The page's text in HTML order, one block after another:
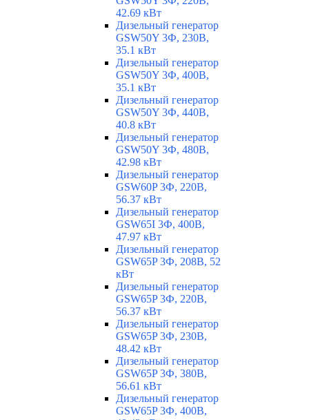
42.69 кВт
Дизельный генератор
GSW50Y 3Ф, 230В,
35.1 кВт
Дизельный генератор
GSW50Y 3Ф, 400В,
35.1 кВт
Дизельный генератор
GSW50Y 3Ф, 440В,
40.8 кВт
Дизельный генератор
GSW50Y 3Ф, 480В,
42.98 кВт
Дизельный генератор
GSW60P 3Ф, 220В,
56.37 кВт
Дизельный генератор
GSW65I 3Ф, 400В,
47.97 кВт
Дизельный генератор
GSW65P 3Ф, 208В, 52
кВт
Дизельный генератор
GSW65P 3Ф, 220В,
56.37 кВт
Дизельный генератор
GSW65P 3Ф, 230В,
48.42 кВт
Дизельный генератор
GSW65P 3Ф, 380В,
56.61 кВт
Дизельный генератор
GSW65P 3Ф, 400В,